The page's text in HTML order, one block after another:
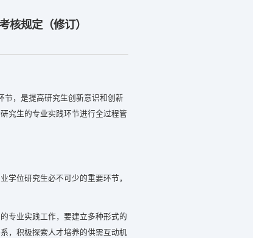
核规定（修订）
，是提高研究生创新意识和创新
究生的专业实践环节进行全过程管
学位研究生必不可少的重要环节，
专业实践工作，要建立多种形式的
，积极探索人才培养的供需互动机